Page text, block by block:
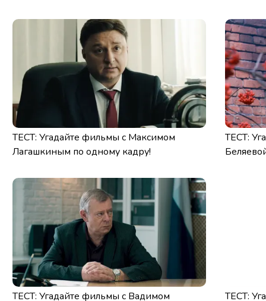
ТЕСТ: Угадайте фильмы с Максимом
Лагашкиным по одному кадру!
ТЕСТ:
ТЕСТ: Угадайте фильмы с Вадимом ТЕСТ: